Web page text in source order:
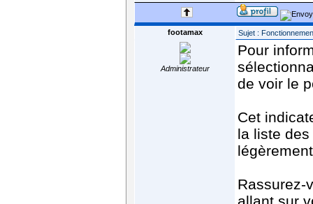
footamax Sujet :
Administrateur
Pour
de voir le
Cet
la liste
Rassurez-